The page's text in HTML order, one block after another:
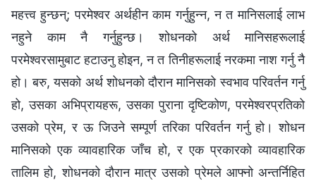
महत्त्व हुन्छन्; परमेश्‍वर अर्थहीन काम गर्नुहुन्न, न त मानिसलाई लाभ
नहुने काम नै गर्नुहुन्छ। शोधनको अर्थ मानिसहरूलाई
परमेश्‍वरसामुबाट हटाउनु होइन, न त तिनीहरूलाई नरकमा नाश गर्नु नै
हो। बरु, यसको अर्थ शोधनको दौरान मानिसको स्वभाव परिवर्तन गर्नु
हो, उसका अभिप्रायहरू, उसका पुराना दृष्टिकोण, परमेश्‍वरप्रतिको
उसको प्रेम, र ऊ जिउने सम्पूर्ण तरिका परिवर्तन गर्नु हो। शोधन
मानिसको एक व्यावहारिक जाँच हो, र एक प्रकारको व्यावहारिक
तालिम हो, शोधनको दौरान मात्र उसको प्रेमले आफ्नो अन्तर्निहित